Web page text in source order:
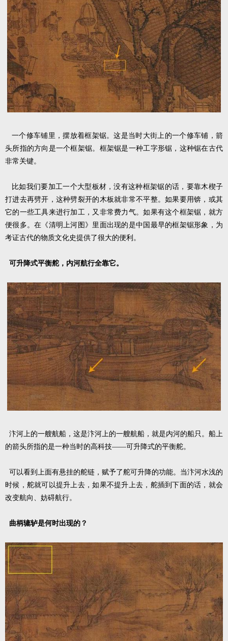
一个修车铺里，摆放着框架锯。这是当时大街上的一个修车铺，箭
头所指的方向是一个框架锯。框架锯是一种工字形锯，这种锯在古代
非常关键。
比如我们要加工一个大型板材，没有这种框架锯的话，要靠木楔子
打进去再劈开，这种劈裂开的木板就非常不平整。如果要用锛，或其
它的一些工具来进行加工，又非常费力气。如果有这个框架锯，就方
便很多。在《清明上河图》里面出现的是中国最早的框架锯形象，为
考证古代的物质文化史提供了很大的便利。
可升降式平衡舵，内河航行全靠它。
汴河上的一艘航船，这是汴河上的一艘航船，就是内河的船只。船上
的箭头所指的是一种当时的高科技——可升降式的平衡舵。
可以看到上面有悬挂的舵链，赋予了舵可升降的功能。当汴河水浅的
时候，舵就可以提升上去，如果不提升上去，舵插到下面的话，就会
改变航向、妨碍航行。
曲柄辘轳是何时出现的？